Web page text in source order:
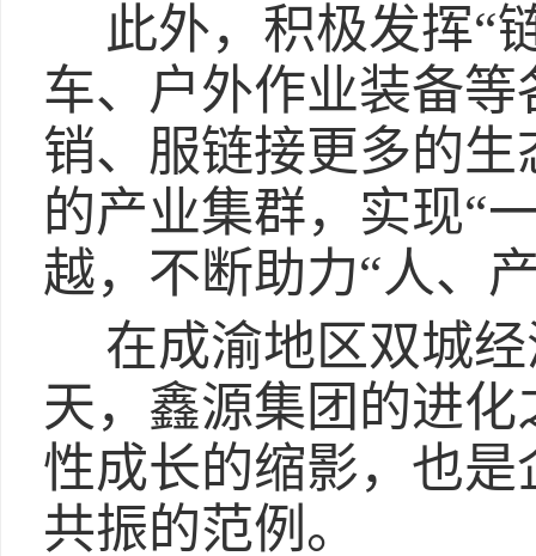
此外，积极发挥“
车、户外作业装备
销、服链接更多的
的产业集群，实现“
越，不断助力“人、
在成渝地区双城
天，鑫源集团的进
性成长的缩影，也
共振的范例。